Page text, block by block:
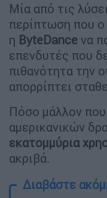
Μία από τις
περίπτωση που ο
η ByteDance να
επενδυτές που
πιθανότητα την
απορρίπτει
Πόσο μάλλον
αμερικανικών
εκατομμύρια
ακριβά.
Διαβάστε